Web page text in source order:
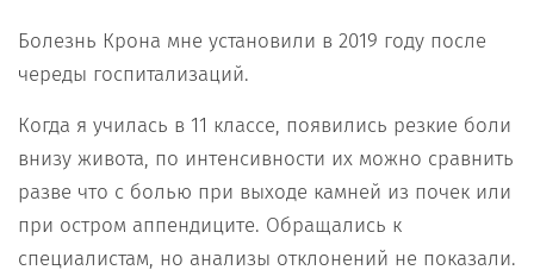
Болезнь Крона мне установили в 2019 году после
череды госпитализаций.
Когда я училась в 11 классе, появились резкие боли
внизу живота, по интенсивности их можно сравнить
разве что с болью при выходе камней из почек или
при остром аппендиците. Обращались к
специалистам, но анализы отклонений не показали.